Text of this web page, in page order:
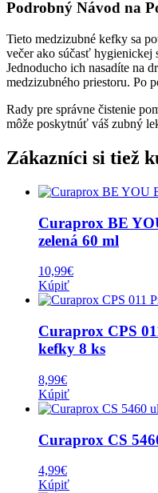
Podrobný Návod na
Tieto medzizubné kefky sa
večer ako súčasť hygienickej
Jednoducho ich nasadíte na
medzizubného priestoru. Po
Rady pre správne čistenie
môže poskytnúť váš zubný
Zákazníci si tiež
Curaprox BE
zelená 60 ml
10,99€
Kúpiť
Curaprox CPS
kefky 8 ks
8,99€
Kúpiť
Curaprox CS
4,99€
Kúpiť